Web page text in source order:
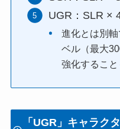
UGR：SLR ×
進化とは別
ベル（最大
強化するこ
「UGR」キャラク